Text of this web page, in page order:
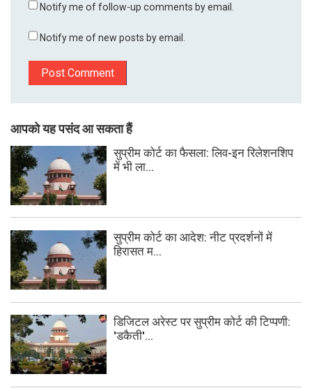
Notify me of follow-up comments by email.
Notify me of new posts by email.
आपको यह पसंद आ सकता हैं
सुप्रीम कोर्ट का फैसला: लिव-इन रिलेशनशिप
में भी ला...
सुप्रीम कोर्ट का आदेश: नीट प्रदर्शनों में
हिरासत म...
डिजिटल अरेस्ट पर सुप्रीम कोर्ट की टिप्पणी:
'डकैती'...